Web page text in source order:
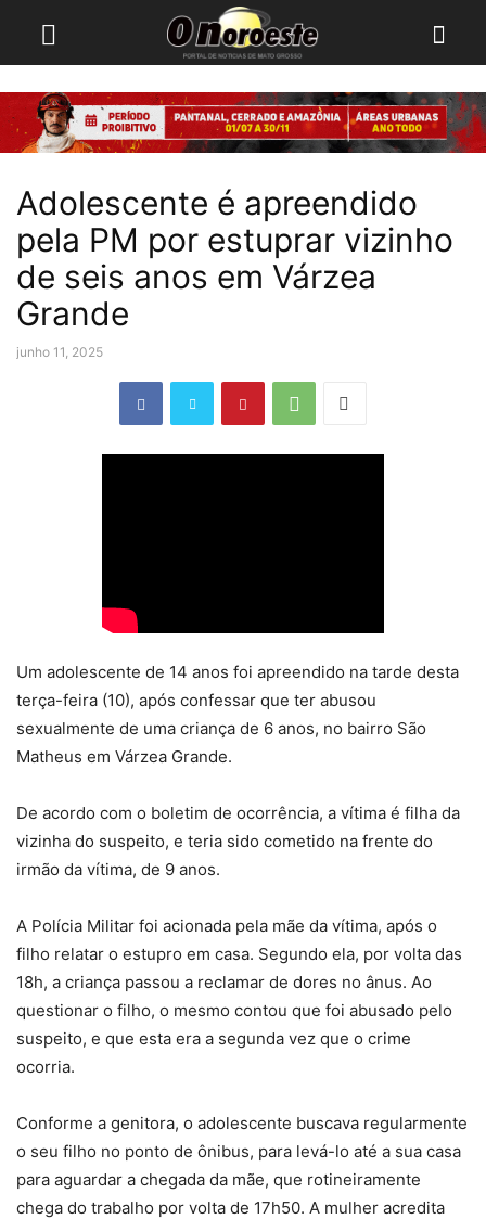
Adolescente é apreendido
pela PM por estuprar vizinho
de seis anos em Várzea
Grande
junho 11, 2025
Um adolescente de 14 anos foi apreendido na tarde desta
terça-feira (10), após confessar que ter abusou
sexualmente de uma criança de 6 anos, no bairro São
Matheus em Várzea Grande.
De acordo com o boletim de ocorrência, a vítima é filha da
vizinha do suspeito, e teria sido cometido na frente do
irmão da vítima, de 9 anos.
A Polícia Militar foi acionada pela mãe da vítima, após o
filho relatar o estupro em casa. Segundo ela, por volta das
18h, a criança passou a reclamar de dores no ânus. Ao
questionar o filho, o mesmo contou que foi abusado pelo
suspeito, e que esta era a segunda vez que o crime
ocorria.
Conforme a genitora, o adolescente buscava regularmente
o seu filho no ponto de ônibus, para levá-lo até a sua casa
para aguardar a chegada da mãe, que rotineiramente
chega do trabalho por volta de 17h50. A mulher acredita